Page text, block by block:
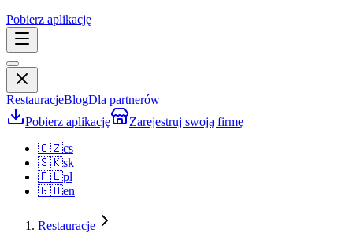
Pobierz aplikację
RestauracjeBlogDla partnerów
Pobierz aplikację
Zarejestruj swoją firmę
🇨🇿cs
🇸🇰sk
🇵🇱pl
🇬🇧en
Restauracje